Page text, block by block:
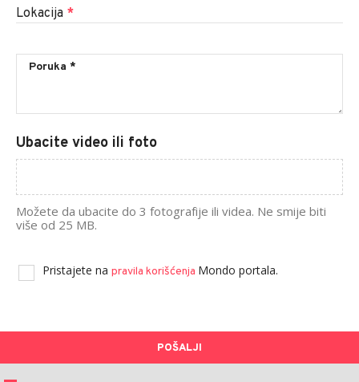
Lokacija *
Ubacite video ili foto
Možete da ubacite do 3 fotografije ili videa. Ne smije biti
više od 25 MB.
Pristajete na pravila korišćenja Mondo portala.
POŠALJI